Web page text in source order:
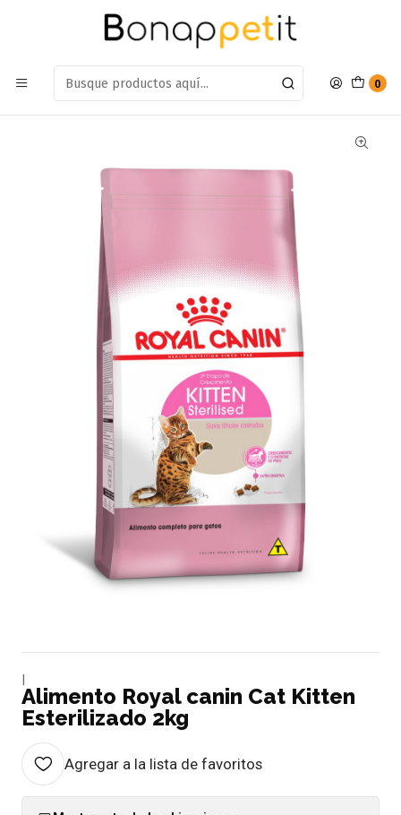
0
Estamos en: Antumalal 612, Quilicura Míranos en Maps
Alimento Royal canin Cat Kitten Esterilizado 2kg
Alimento Royal canin Cat Kitten
Esterilizado 2kg
Agregar a la lista de favoritos